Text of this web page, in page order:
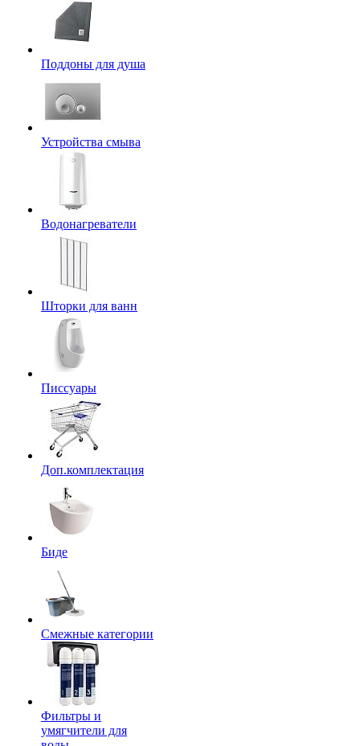
Поддоны для душа
Устройства смыва
Водонагреватели
Шторки для ванн
Писсуары
Доп.комплектация
Биде
Смежные категории
Фильтры и
умягчители для